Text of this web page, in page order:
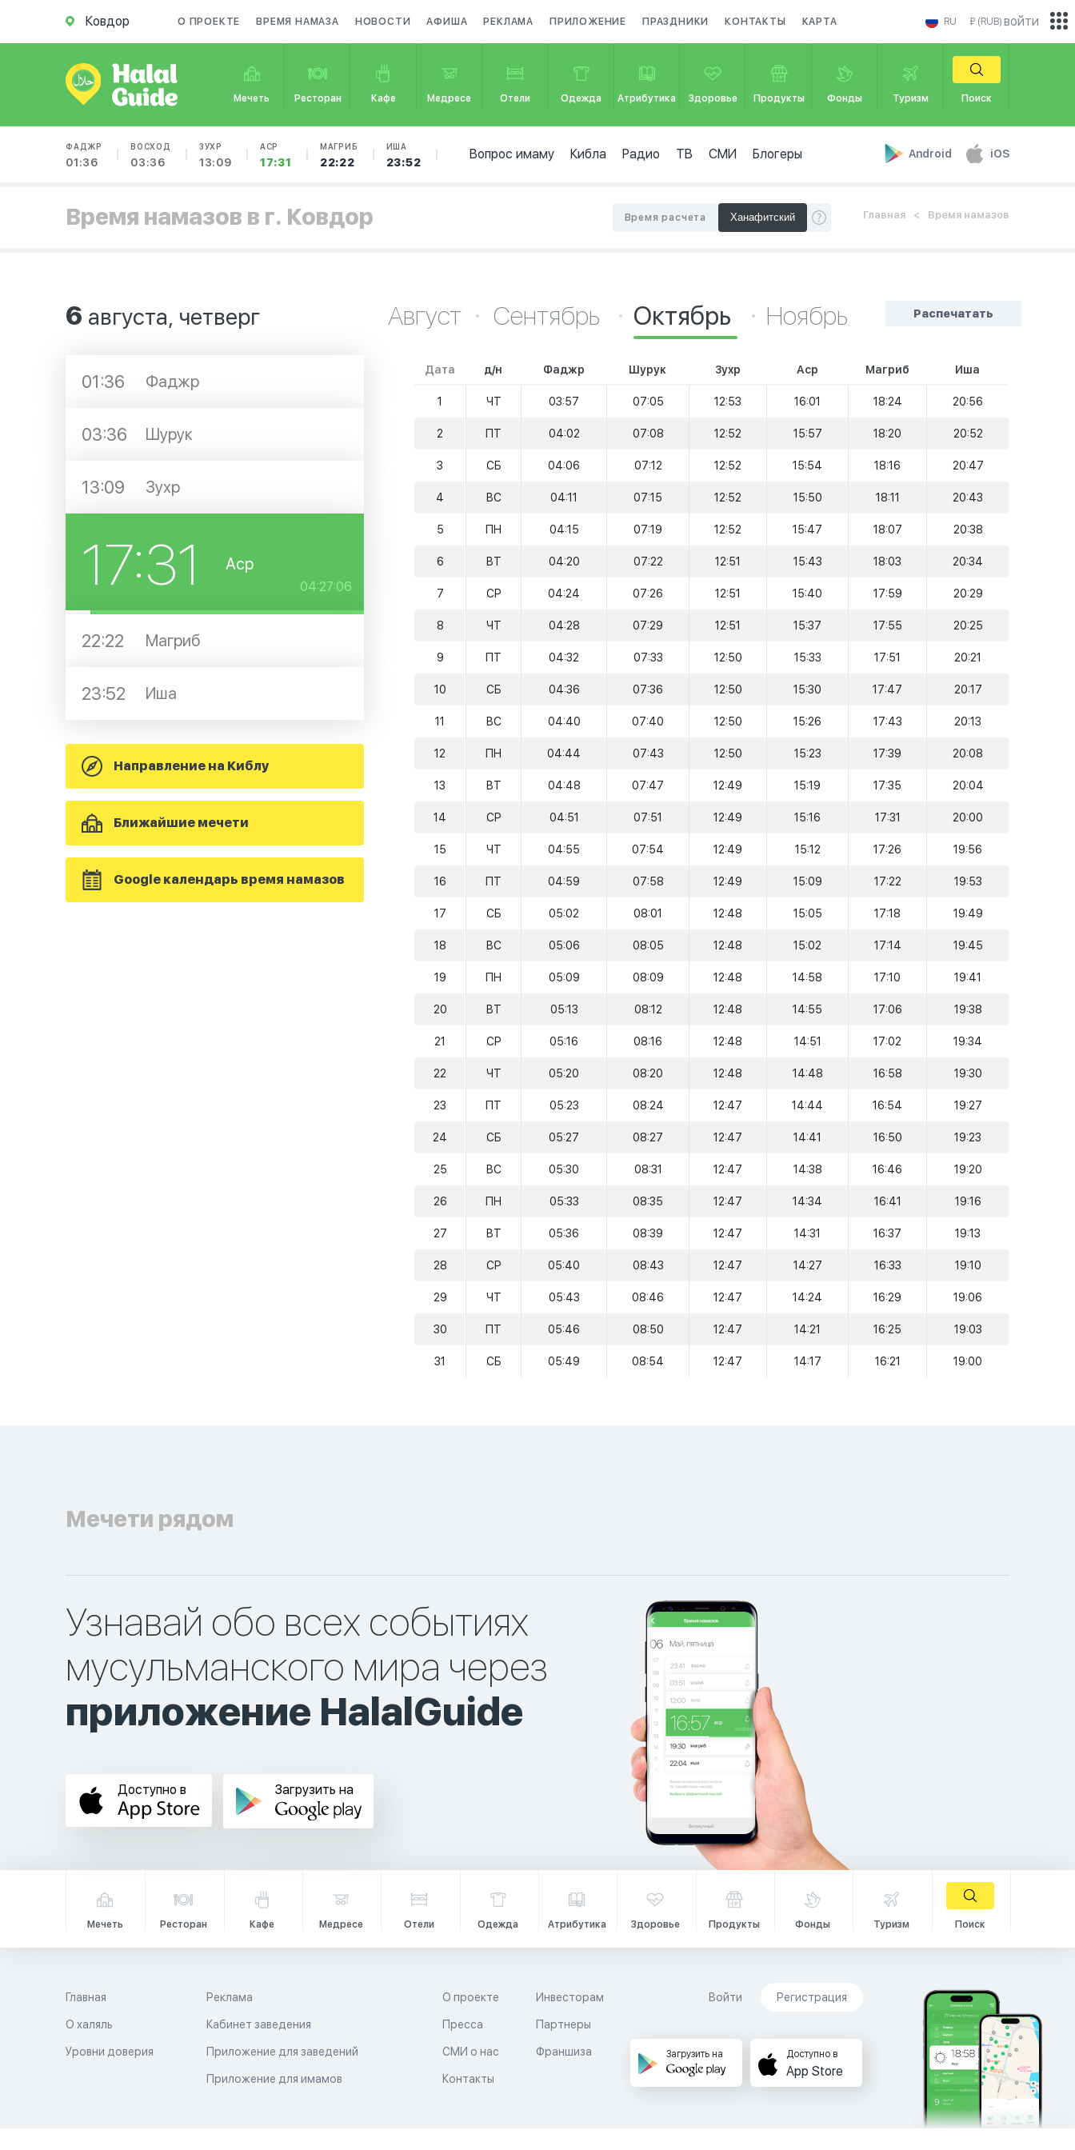
Ковдор О ПРОЕКТЕ ВРЕМЯ НАМАЗА НОВОСТИ АФИША РЕКЛАМА ПРИЛОЖЕНИЕ ПРАЗДНИКИ КОНТАКТЫ КАРТА RU ₽ (RUB)
Мечеть Ресторан Кафе Медресе Отели Одежда Атрибутика Здоровье Продукты Фонды Туризм Поиск
ФАДЖР
01:36
ВОСХОД
03:36
ЗУХР
13:09
АСР
17:31
МАГРИБ
22:22
ИША
23:52
Вопрос имаму Кибла Радио ТВ СМИ Блогеры Android iOS
войти
Время намазов в г. Ковдор Главная Время намазов
Время расчета
6 августа, четверг
01:36 Фаджр
03:36 Шурук
13:09 Зухр
17:31 Аср
04:27:06
22:22 Магриб
23:52 Иша
Направление на Киблу
Ближайшие мечети
Google календарь время намазов
Распечатать
Август Сентябрь Октябрь Ноябрь
Дата д/н Фаджр Шурук Зухр Аср Магриб Иша
1 ЧТ 03:57 07:05 12:53 16:01 18:24 20:56
2 ПТ 04:02 07:08 12:52 15:57 18:20 20:52
3 СБ 04:06 07:12 12:52 15:54 18:16 20:47
4 ВС 04:11 07:15 12:52 15:50 18:11 20:43
5 ПН 04:15 07:19 12:52 15:47 18:07 20:38
6 ВТ 04:20 07:22 12:51 15:43 18:03 20:34
7 СР 04:24 07:26 12:51 15:40 17:59 20:29
8 ЧТ 04:28 07:29 12:51 15:37 17:55 20:25
9 ПТ 04:32 07:33 12:50 15:33 17:51 20:21
10 СБ 04:36 07:36 12:50 15:30 17:47 20:17
11 ВС 04:40 07:40 12:50 15:26 17:43 20:13
12 ПН 04:44 07:43 12:50 15:23 17:39 20:08
13 ВТ 04:48 07:47 12:49 15:19 17:35 20:04
14 СР 04:51 07:51 12:49 15:16 17:31 20:00
15 ЧТ 04:55 07:54 12:49 15:12 17:26 19:56
16 ПТ 04:59 07:58 12:49 15:09 17:22 19:53
17 СБ 05:02 08:01 12:48 15:05 17:18 19:49
18 ВС 05:06 08:05 12:48 15:02 17:14 19:45
19 ПН 05:09 08:09 12:48 14:58 17:10 19:41
20 ВТ 05:13 08:12 12:48 14:55 17:06 19:38
21 СР 05:16 08:16 12:48 14:51 17:02 19:34
22 ЧТ 05:20 08:20 12:48 14:48 16:58 19:30
23 ПТ 05:23 08:24 12:47 14:44 16:54 19:27
24 СБ 05:27 08:27 12:47 14:41 16:50 19:23
25 ВС 05:30 08:31 12:47 14:38 16:46 19:20
26 ПН 05:33 08:35 12:47 14:34 16:41 19:16
27 ВТ 05:36 08:39 12:47 14:31 16:37 19:13
28 СР 05:40 08:43 12:47 14:27 16:33 19:10
29 ЧТ 05:43 08:46 12:47 14:24 16:29 19:06
30 ПТ 05:46 08:50 12:47 14:21 16:25 19:03
31 СБ 05:49 08:54 12:47 14:17 16:21 19:00
Мечети рядом
Узнавай обо всех событиях
мусульманского мира через
приложение HalalGuide
Доступно в Загрузить на
Мечеть Ресторан Кафе Медресе Отели Одежда Атрибутика Здоровье Продукты Фонды Туризм Поиск
Главная
О халяль
Уровни доверия
Реклама
Кабинет заведения
Приложение для заведений
Приложение для имамов
О проекте
Пресса
СМИ о нас
Контакты
Инвесторам
Партнеры
Франшиза
Войти Регистрация
Загрузить на Доступно в
App Store